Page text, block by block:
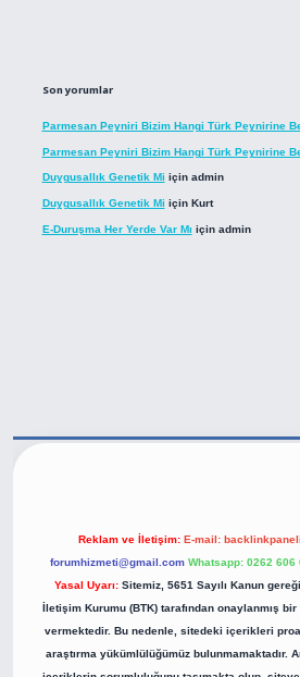
Son yorumlar
Parmesan Peyniri Bizim Hangi Türk Peynirine
Parmesan Peyniri Bizim Hangi Türk Peynirine
Duygusallık Genetik Mi için admin
Duygusallık Genetik Mi için Kurt
E-Duruşma Her Yerde Var Mı için admin
Reklam ve İletişim: E-mail:
forumhizmeti@gmail.com Whatsapp: 0262 606
Yasal Uyarı: Sitemiz, 5651 Sayılı Kanun
İletişim Kurumu (BTK) tarafından onaylanmış
vermektedir. Bu nedenle, sitedeki içerikleri
araştırma yükümlülüğümüz bulunmamaktadır.